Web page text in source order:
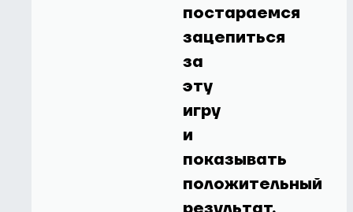
постараемся
зацепиться
за
эту
игру
и
показывать
положительный